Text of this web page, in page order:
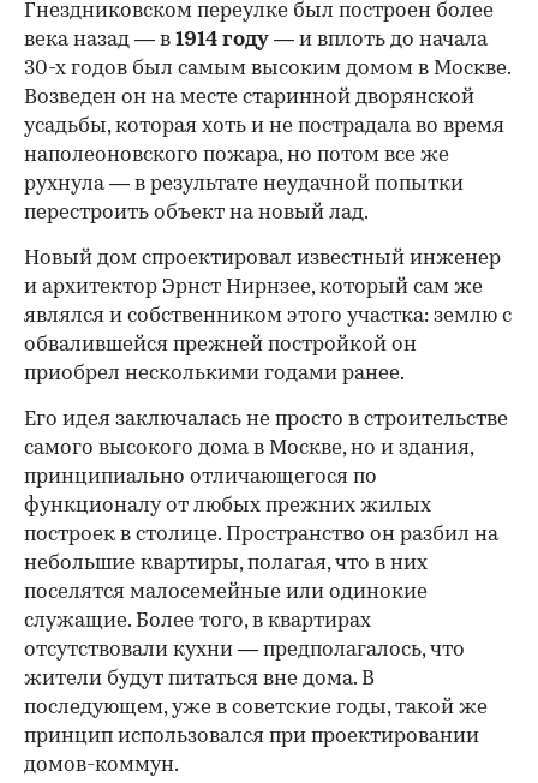
Гнездниковском переулке был построен более
века назад — в 1914 году — и вплоть до начала
30-х годов был самым высоким домом в Москве.
Возведен он на месте старинной дворянской
усадьбы, которая хоть и не пострадала во время
наполеоновского пожара, но потом все же
рухнула — в результате неудачной попытки
перестроить объект на новый лад.
Новый дом спроектировал известный инженер
и архитектор Эрнст Нирнзее, который сам же
являлся и собственником этого участка: землю с
обвалившейся прежней постройкой он
приобрел несколькими годами ранее.
Его идея заключалась не просто в строительстве
самого высокого дома в Москве, но и здания,
принципиально отличающегося по
функционалу от любых прежних жилых
построек в столице. Пространство он разбил на
небольшие квартиры, полагая, что в них
поселятся малосемейные или одинокие
служащие. Более того, в квартирах
отсутствовали кухни — предполагалось, что
жители будут питаться вне дома. В
последующем, уже в советские годы, такой же
принцип использовался при проектировании
домов-коммун.